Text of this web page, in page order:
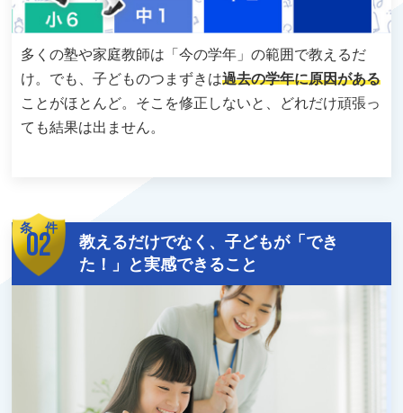
多くの塾や家庭教師は「今の学年」の範囲で教えるだ
け。でも、子どものつまずきは過去の学年に原因がある
ことがほとんど。そこを修正しないと、どれだけ頑張っ
ても結果は出ません。
条 件
02
教えるだけでなく、子どもが「でき
た！」と実感できること